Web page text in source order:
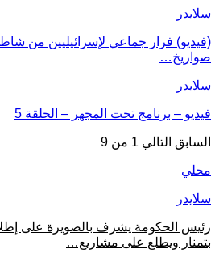
سلايدر
(فيديو) فرار جماعي لإسرائيليين من
صواريخ…
سلايدر
فيديو – برنامج تحت المجهر – الحلقة 5
السابق التالي 1 من 9
محلي
سلايدر
رئيس الحكومة يشرف بالصويرة على
بتمنار ويطلع على مشاريع…